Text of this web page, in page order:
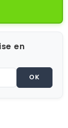
en
OK